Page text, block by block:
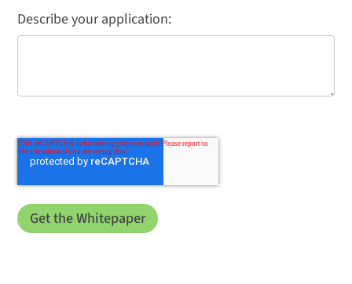
Describe your application: